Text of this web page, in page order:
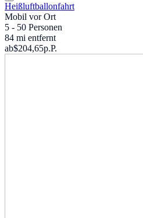
Heißluftballonfahrt
Mobil vor Ort
5 - 50 Personen
84 mi entfernt
ab$204,65p.P.